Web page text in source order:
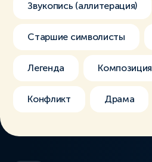
Звукопись (аллитерация)
Старшие символисты
Легенда Композиция
Конфликт Драма